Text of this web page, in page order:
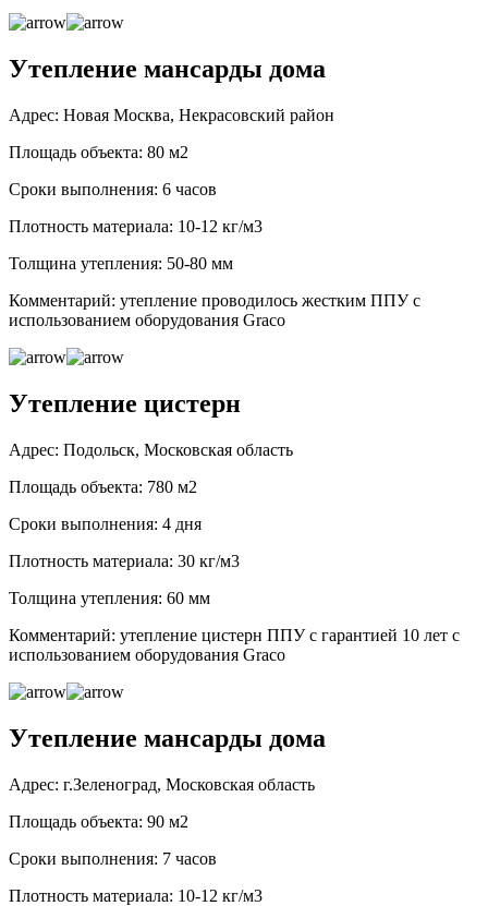
Утепление мансарды дома
Адрес: Новая Москва, Некрасовский район
Площадь объекта: 80 м2
Сроки выполнения: 6 часов
Плотность материала: 10-12 кг/м3
Толщина утепления: 50-80 мм
Комментарий: утепление проводилось жестким ППУ с
использованием оборудования Graco
Утепление цистерн
Адрес: Подольск, Московская область
Площадь объекта: 780 м2
Сроки выполнения: 4 дня
Плотность материала: 30 кг/м3
Толщина утепления: 60 мм
Комментарий: утепление цистерн ППУ с гарантией 10 лет с
использованием оборудования Graco
Утепление мансарды дома
Адрес: г.Зеленоград, Московская область
Площадь объекта: 90 м2
Сроки выполнения: 7 часов
Плотность материала: 10-12 кг/м3